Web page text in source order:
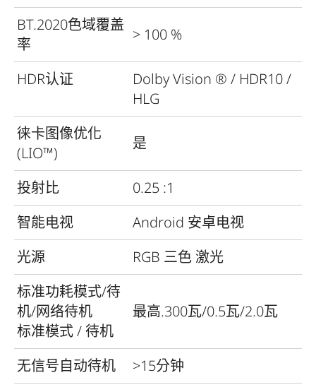
BT.2020色域覆盖
率
> 100 %
HDR认证
Dolby Vision ® / HDR10 /
HLG
徕卡图像优化
(LIO™)
是
投射比
0.25 :1
智能电视
Android 安卓电视
光源
RGB 三色 激光
标准功耗模式/待
机/网络待机
标准模式 / 待机
最高.300瓦/0.5瓦/2.0瓦
无信号自动待机
>15分钟